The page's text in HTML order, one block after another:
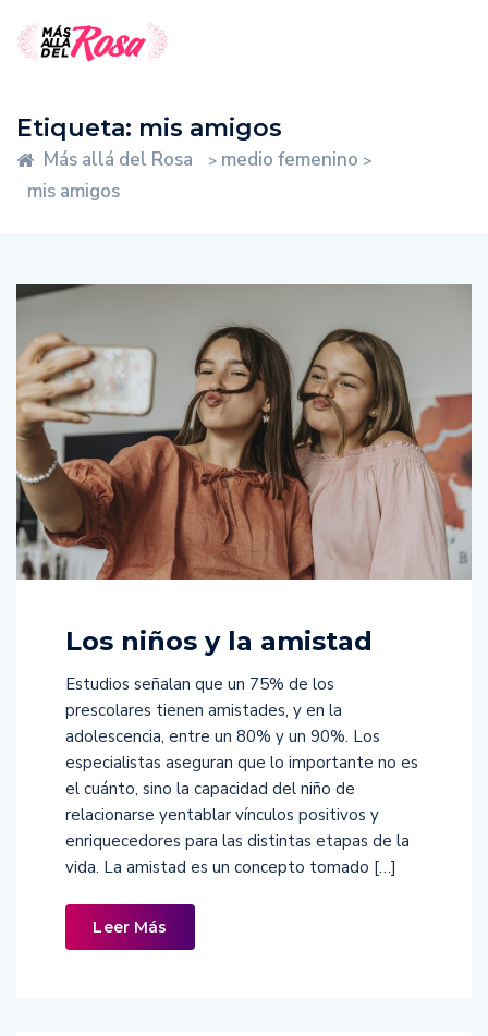
Etiqueta: mis amigos
Más allá del Rosa > medio femenino >
mis amigos
Los niños y la amistad
Estudios señalan que un 75% de los
prescolares tienen amistades, y en la
adolescencia, entre un 80% y un 90%. Los
especialistas aseguran que lo importante no es
el cuánto, sino la capacidad del niño de
relacionarse yentablar vínculos positivos y
enriquecedores para las distintas etapas de la
vida. La amistad es un concepto tomado […]
Leer Más